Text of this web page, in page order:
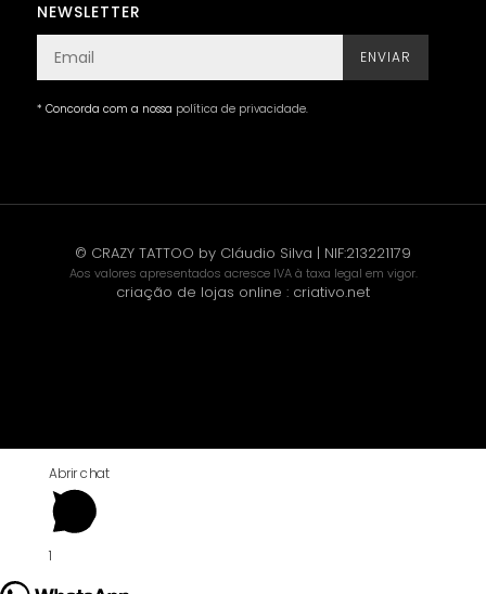
NEWSLETTER
ENVIAR
* Concorda com a nossa política de privacidade.
© CRAZY TATTOO by Cláudio Silva | NIF:213221179
Aos valores apresentados acresce IVA à taxa legal em vigor.
criação de lojas online : criativo.net
Abrir chat
1